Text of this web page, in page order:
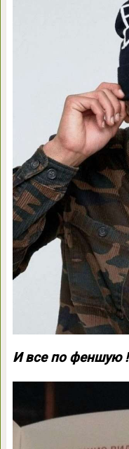
И все по феншую !